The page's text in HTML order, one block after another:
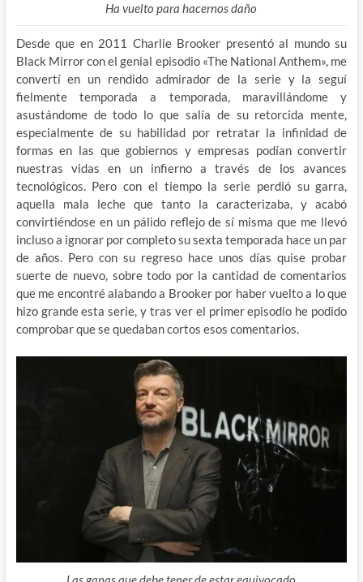
Ha vuelto para hacernos daño
Desde que en 2011 Charlie Brooker presentó al mundo su
Black Mirror con el genial episodio «The National Anthem», me
convertí en un rendido admirador de la serie y la seguí
fielmente temporada a temporada, maravillándome y
asustándome de todo lo que salía de su retorcida mente,
especialmente de su habilidad por retratar la infinidad de
formas en las que gobiernos y empresas podían convertir
nuestras vidas en un infierno a través de los avances
tecnológicos. Pero con el tiempo la serie perdió su garra,
aquella mala leche que tanto la caracterizaba, y acabó
convirtiéndose en un pálido reflejo de sí misma que me llevó
incluso a ignorar por completo su sexta temporada hace un par
de años. Pero con su regreso hace unos días quise probar
suerte de nuevo, sobre todo por la cantidad de comentarios
que me encontré alabando a Brooker por haber vuelto a lo que
hizo grande esta serie, y tras ver el primer episodio he podido
comprobar que se quedaban cortos esos comentarios.